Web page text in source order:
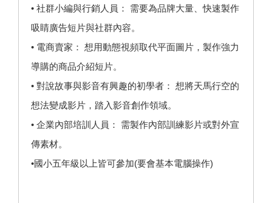
• 社群小編與行銷人員： 需要為品牌大量、快速製作
吸睛廣告短片與社群內容。
• 電商賣家： 想用動態視頻取代平面圖片，製作強力
導購的商品介紹短片。
• 對說故事與影音有興趣的初學者： 想將天馬行空的
想法變成影片，踏入影音創作領域。
• 企業內部培訓人員： 需製作內部訓練影片或對外宣
傳素材。
•國小五年級以上皆可參加(要會基本電腦操作)